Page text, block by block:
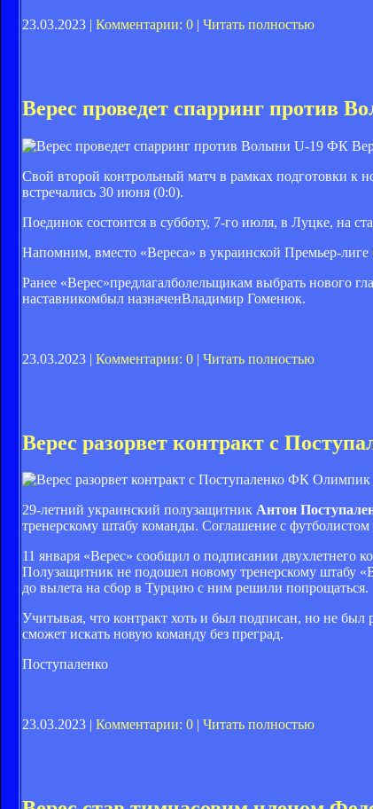
23.03.2023 | Комментарии: 0 | Читать полностью
Верес проведет спарринг против
ФК
Свой второй контрольный матч в рамках подготовки к
встречались 30 июня (0:0).
Поединок состоится в субботу, 7-го июля, в Луцке, на
Напомним, вместо «Вереса» в украинской Премьер-
Ранее «Верес»предлагалболельщикам выбрать нового
наставникомбыл назначенВладимир Гоменюк.
23.03.2023 | Комментарии: 0 | Читать полностью
Верес разорвет контракт с
ФК Олимпик
29-летний украинский полузащитник Антон
тренерскому штабу команды. Соглашение с футболистом
11 января «Верес» сообщил о подписании двухлетнего
Полузащитник не подошел новому тренерскому штабу
до вылета на сбор в Турцию с ним решили попрощаться.
Учитывая, что контракт хоть и был подписан, но не был
сможет искать новую команду без преград.
Поступаленко
23.03.2023 | Комментарии: 0 | Читать полностью